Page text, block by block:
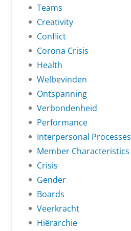
Teams
Creativity
Conflict
Corona Crisis
Health
Welbevinden
Ontspanning
Verbondenheid
Performance
Interpersonal Processes
Member Characteristics
Crisis
Gender
Boards
Veerkracht
Hiërarchie